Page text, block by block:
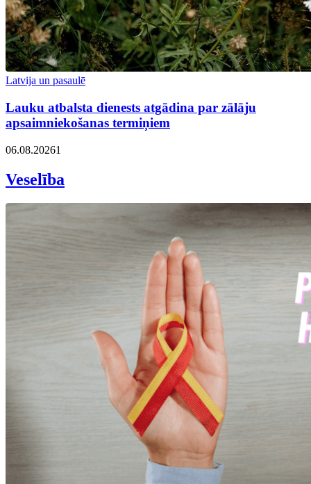
Latvija un pasaulē
Lauku atbalsta dienests atgādina par zālāju
apsaimniekošanas termiņiem
06.08.20261
Veselība